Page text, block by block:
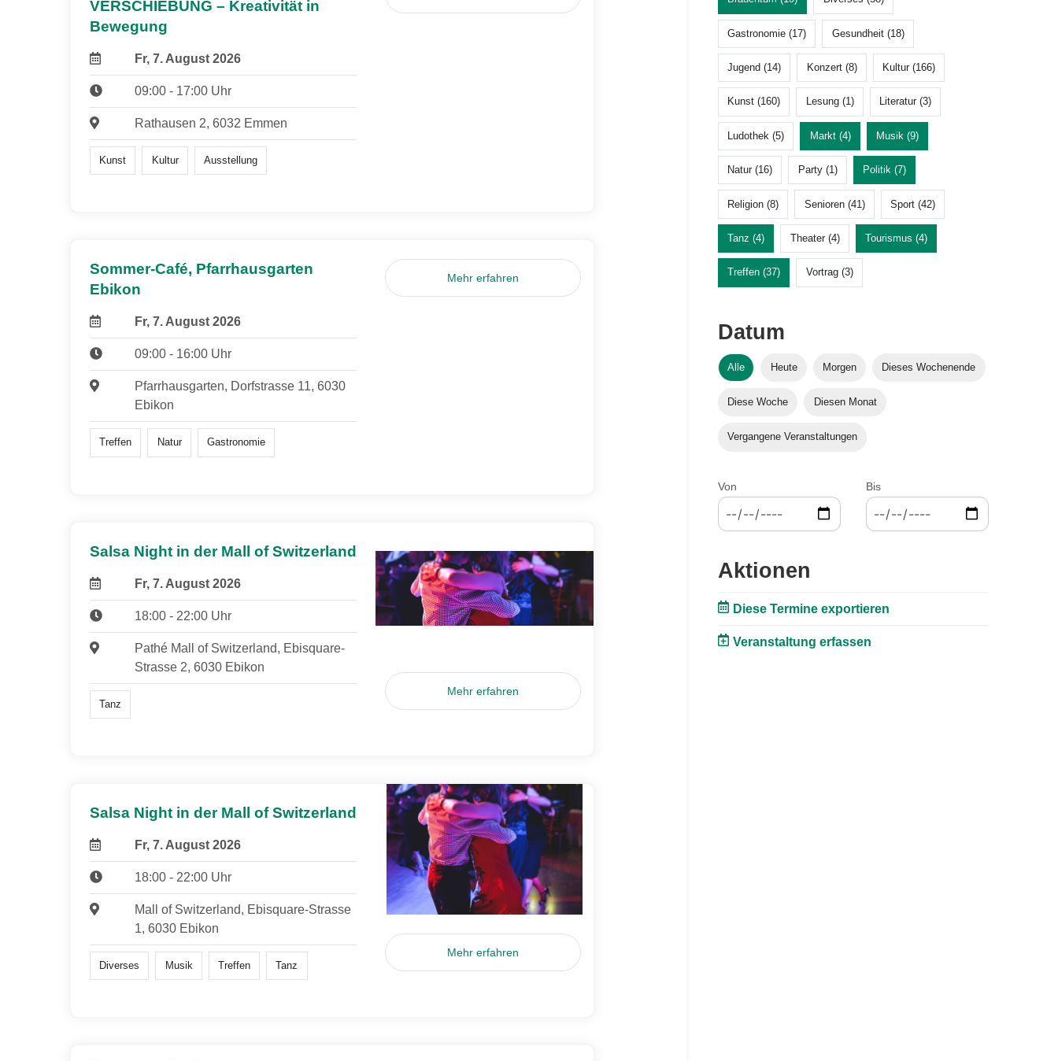
VERSCHIEBUNG – Kreativität in
Bewegung
Fr, 7. August 2026
09:00 - 17:00 Uhr
Rathausen 2, 6032 Emmen
Kunst Kultur Ausstellung
Sommer-Café, Pfarrhausgarten
Ebikon
Fr, 7. August 2026
09:00 - 16:00 Uhr
Pfarrhausgarten, Dorfstrasse 11, 6030
Ebikon
Treffen Natur Gastronomie
Mehr erfahren
Salsa Night in der Mall of Switzerland
Fr, 7. August 2026
18:00 - 22:00 Uhr
Pathé Mall of Switzerland, Ebisquare-
Strasse 2, 6030 Ebikon
Tanz
Mehr erfahren
Salsa Night in der Mall of Switzerland
Fr, 7. August 2026
18:00 - 22:00 Uhr
Mall of Switzerland, Ebisquare-Strasse
1, 6030 Ebikon
Diverses Musik Treffen Tanz
Mehr erfahren
Gastronomie (17) Gesundheit (18)
Jugend (14) Konzert (8) Kultur (166)
Kunst (160) Lesung (1) Literatur (3)
Ludothek (5) Markt (4) Musik (9)
Natur (16) Party (1) Politik (7)
Religion (8) Senioren (41) Sport (42)
Tanz (4) Theater (4) Tourismus (4)
Treffen (37) Vortrag (3)
Datum
Alle Heute Morgen Dieses Wochenende
Diese Woche Diesen Monat
Vergangene Veranstaltungen
Von Bis
Aktionen
Diese Termine exportieren
Veranstaltung erfassen